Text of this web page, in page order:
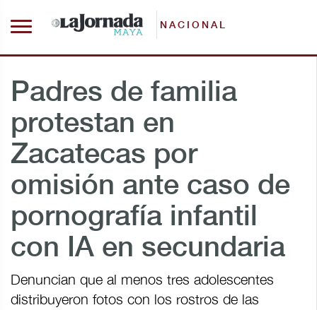
NACIONAL
Padres de familia
protestan en
Zacatecas por
omisión ante caso de
pornografía infantil
con IA en secundaria
Denuncian que al menos tres adolescentes
distribuyeron fotos con los rostros de las